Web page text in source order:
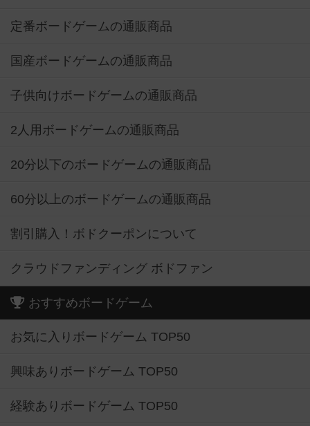
定番ボードゲームの通販商品
国産ボードゲームの通販商品
子供向けボードゲームの通販商品
2人用ボードゲームの通販商品
20分以下のボードゲームの通販商品
60分以上のボードゲームの通販商品
割引購入！ボドクーポンについて
クラウドファンディング ボドファン
おすすめボードゲーム
お気に入りボードゲーム TOP50
興味ありボードゲーム TOP50
経験ありボードゲーム TOP50